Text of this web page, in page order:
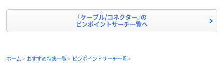
「ケーブル/コネクター」の
ピンポイントサーチ一覧へ
ホーム おすすめ特集一覧
ピンポイントサーチ一覧